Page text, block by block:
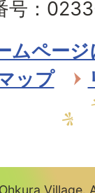
号：
ムペー
ップ
Village.